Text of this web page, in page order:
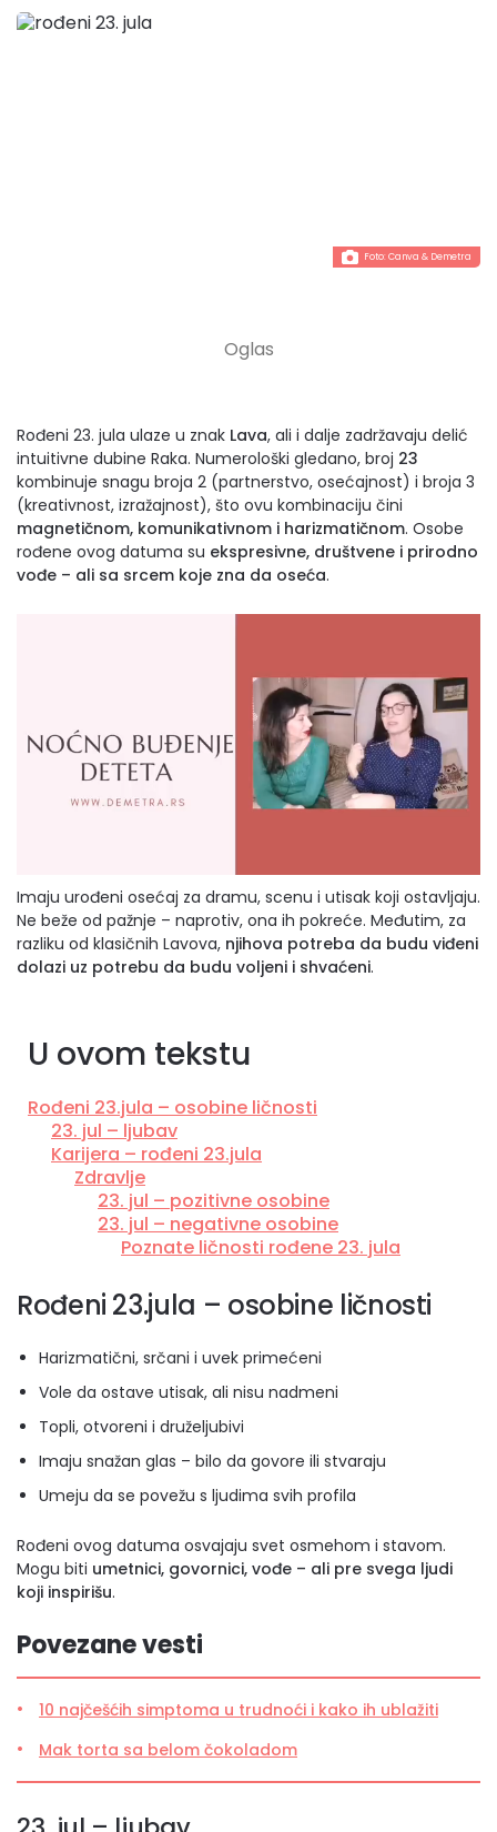
Foto:Canva & Demetra
Rođeni 23. jula ulaze u znak Lava, ali i dalje zadržavaju delić
intuitivne dubine Raka. Numerološki gledano, broj 23
kombinuje snagu broja 2 (partnerstvo, osećajnost) i broja 3
(kreativnost, izražajnost), što ovu kombinaciju čini
magnetičnom, komunikativnom i harizmatičnom. Osobe
rođene ovog datuma su ekspresivne, društvene i prirodno
vođe – ali sa srcem koje zna da oseća.
Imaju urođeni osećaj za dramu, scenu i utisak koji ostavljaju.
Ne beže od pažnje – naprotiv, ona ih pokreće. Međutim, za
razliku od klasičnih Lavova, njihova potreba da budu viđeni
dolazi uz potrebu da budu voljeni i shvaćeni.
U ovom tekstu
Rođeni 23.jula – osobine ličnosti
23. jul – ljubav
Karijera – rođeni 23.jula
Zdravlje
23. jul – pozitivne osobine
23. jul – negativne osobine
Poznate ličnosti rođene 23. jula
Rođeni 23.jula – osobine ličnosti
Harizmatični, srčani i uvek primećeni
Vole da ostave utisak, ali nisu nadmeni
Topli, otvoreni i druželjubivi
Imaju snažan glas – bilo da govore ili stvaraju
Umeju da se povežu s ljudima svih profila
Rođeni ovog datuma osvajaju svet osmehom i stavom.
Mogu biti umetnici, govornici, vođe – ali pre svega ljudi
koji inspirišu.
Povezane vesti
10 najčešćih simptoma u trudnoći i kako ih ublažiti
Mak torta sa belom čokoladom